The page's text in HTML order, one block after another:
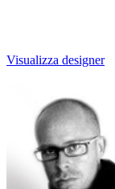
Visualizza designer